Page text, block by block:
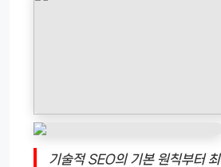
기술적 SEO의 기본 원칙부터 최